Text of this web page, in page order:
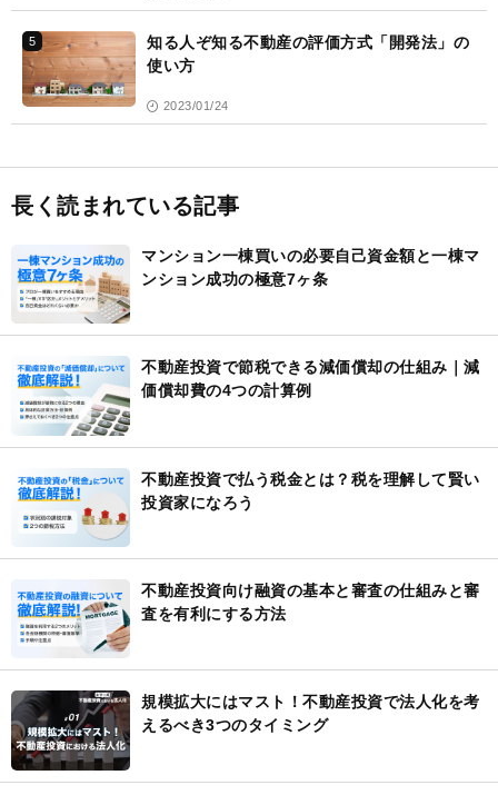
5
知る人ぞ知る不動産の評価方式「開発法」の
使い方
2023/01/24
長く読まれている記事
マンション一棟買いの必要自己資金額と一棟マ
ンション成功の極意7ヶ条
不動産投資で節税できる減価償却の仕組み｜減
価償却費の4つの計算例
不動産投資で払う税金とは？税を理解して賢い
投資家になろう
不動産投資向け融資の基本と審査の仕組みと審
査を有利にする方法
規模拡大にはマスト！不動産投資で法人化を考
えるべき3つのタイミング